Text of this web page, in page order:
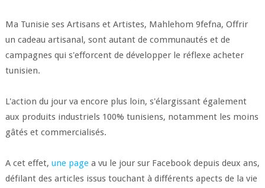
Ma Tunisie ses Artisans et Artistes, Mahlehom 9fefna, Offrir
un cadeau artisanal, sont autant de communautés et de
campagnes qui s'efforcent de développer le réflexe acheter
tunisien.
L'action du jour va encore plus loin, s'élargissant également
aux produits industriels 100% tunisiens, notamment les moins
gâtés et commercialisés.
A cet effet, une pagea vu le jour sur Facebook depuis deux ans,
défilant des articles issus touchant à différents apects de la vie